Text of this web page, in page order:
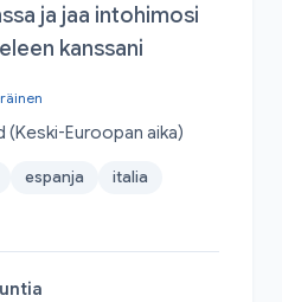
ja jaa intohimosi
kanssani
(Keski-Euroopan aika)
espanja
italia